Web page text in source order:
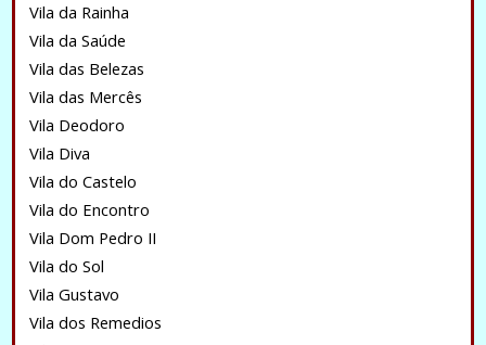
Vila da Rainha
Vila da Saúde
Vila das Belezas
Vila das Mercês
Vila Deodoro
Vila Diva
Vila do Castelo
Vila do Encontro
Vila Dom Pedro II
Vila do Sol
Vila Gustavo
Vila dos Remedios